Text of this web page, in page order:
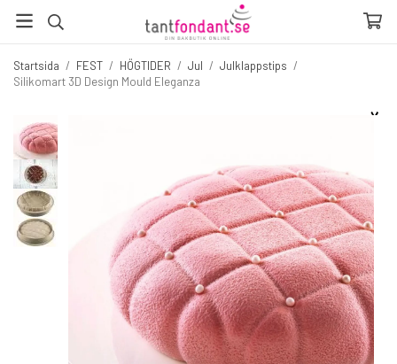
Startsida / FEST / HÖGTIDER / Jul / Julklappstips /
Silikomart 3D Design Mould Eleganza
☓